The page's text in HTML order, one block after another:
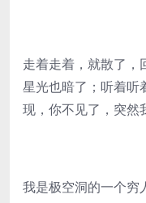
走着走着，就散了，
星光也暗了；听着听
现，你不见了，突然
我是极空洞的一个